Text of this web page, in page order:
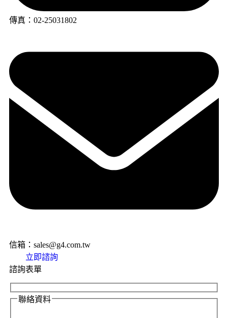
傳真：02-25031802
信箱：sales@g4.com.tw
立即諮詢
諮詢表單
聯絡資料